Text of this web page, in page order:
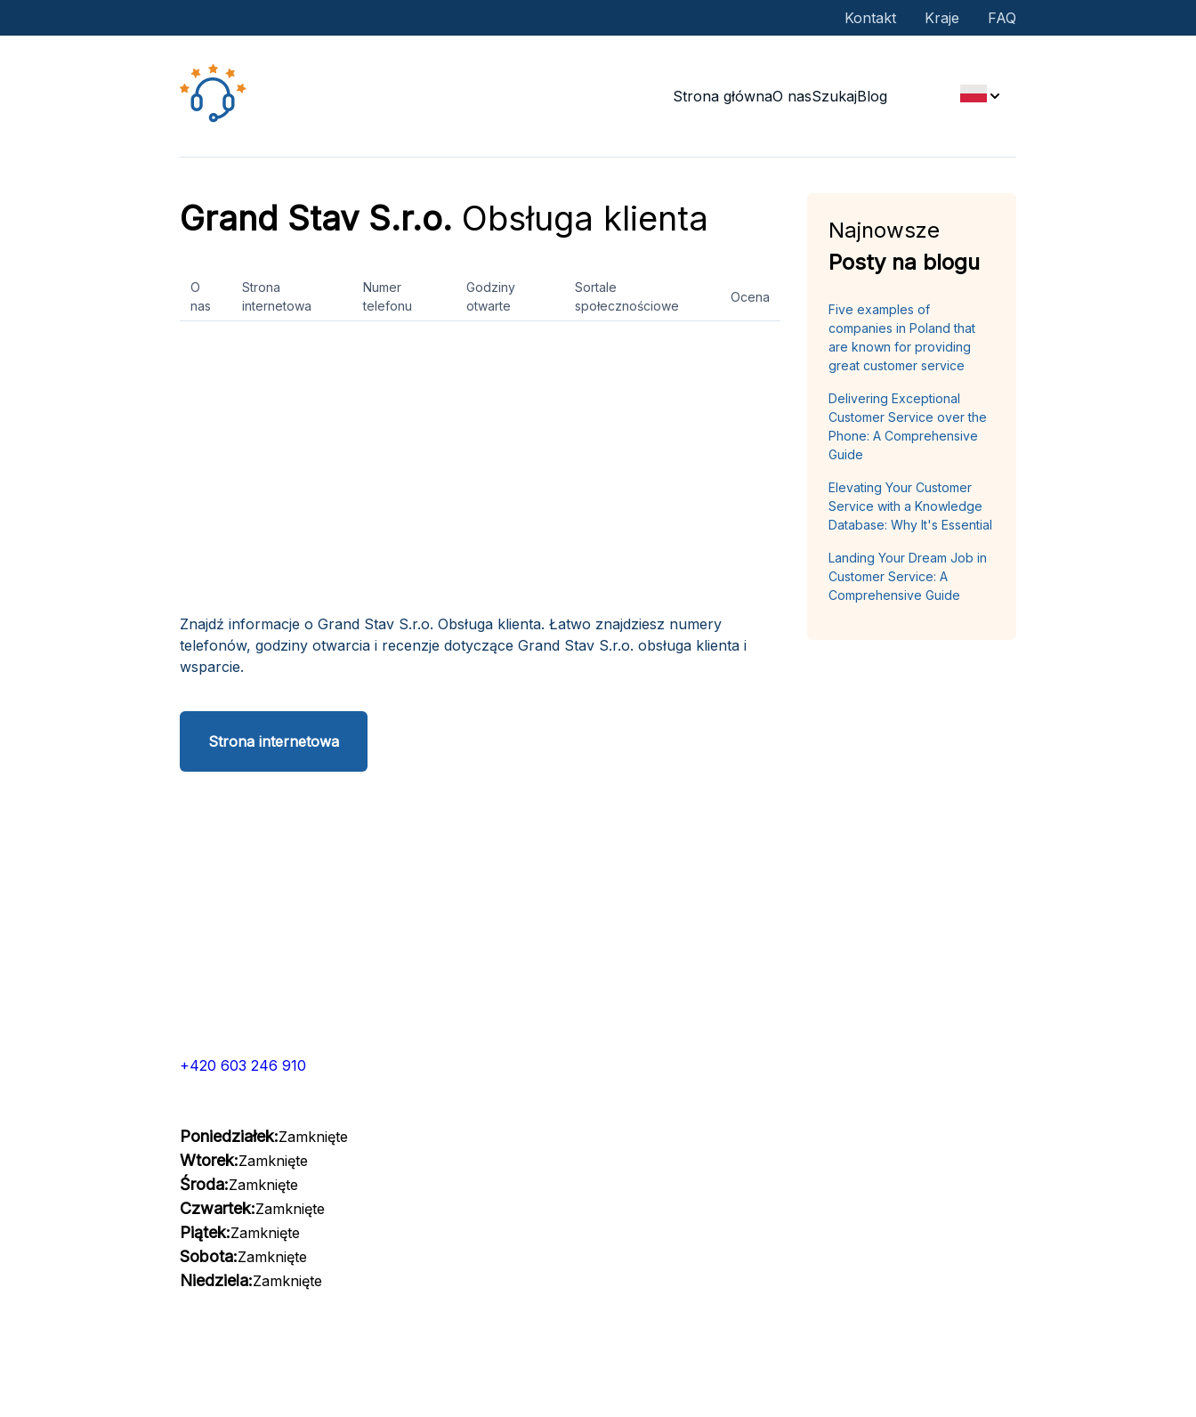
Kontakt Kraje FAQ
Strona głównaO nasSzukajBlog
Grand Stav S.r.o. Obsługa klienta
O
nas
Strona
internetowa
Numer
telefonu
Godziny
otwarte
Sortale
społecznościowe
Ocena
Znajdź informacje o Grand Stav S.r.o. Obsługa klienta. Łatwo znajdziesz numery
telefonów, godziny otwarcia i recenzje dotyczące Grand Stav S.r.o. obsługa klienta i
wsparcie.
Strona internetowa
+420 603 246 910
Poniedziałek:Zamknięte
Wtorek:Zamknięte
Środa:Zamknięte
Czwartek:Zamknięte
Piątek:Zamknięte
Sobota:Zamknięte
Niedziela:Zamknięte
Najnowsze
Posty na blogu
Five examples of
companies in Poland that
are known for providing
great customer service
Delivering Exceptional
Customer Service over the
Phone: A Comprehensive
Guide
Elevating Your Customer
Service with a Knowledge
Database: Why It's Essential
Landing Your Dream Job in
Customer Service: A
Comprehensive Guide